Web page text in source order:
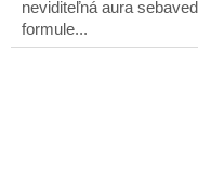
neviditeľná aura
formule...